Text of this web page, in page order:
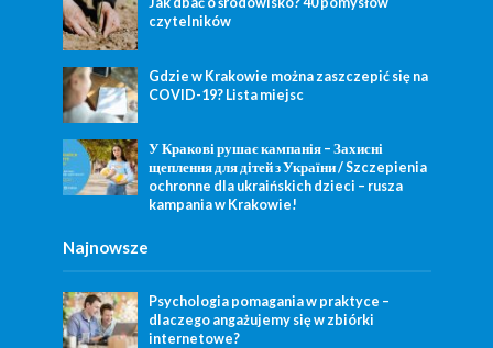
czytelników
Gdzie w Krakowie można zaszczepić się na
COVID-19? Lista miejsc
У Кракові рушає кампанія – Захисні
щеплення для дітей з України / Szczepienia
ochronne dla ukraińskich dzieci – rusza
kampania w Krakowie!
Najnowsze
Psychologia pomagania w praktyce –
dlaczego angażujemy się w zbiórki
internetowe?